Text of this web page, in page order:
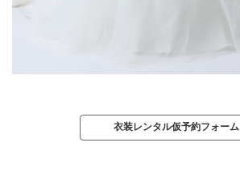
衣装レンタル仮予約フォーム